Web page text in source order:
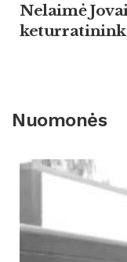
Nelaimė
Nuomonės